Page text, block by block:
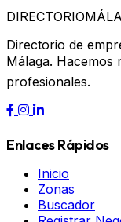
DIRECTORIO
Directorio de
Málaga.
profesionales.
Enlaces Rápidos
Inicio
Zonas
Buscador